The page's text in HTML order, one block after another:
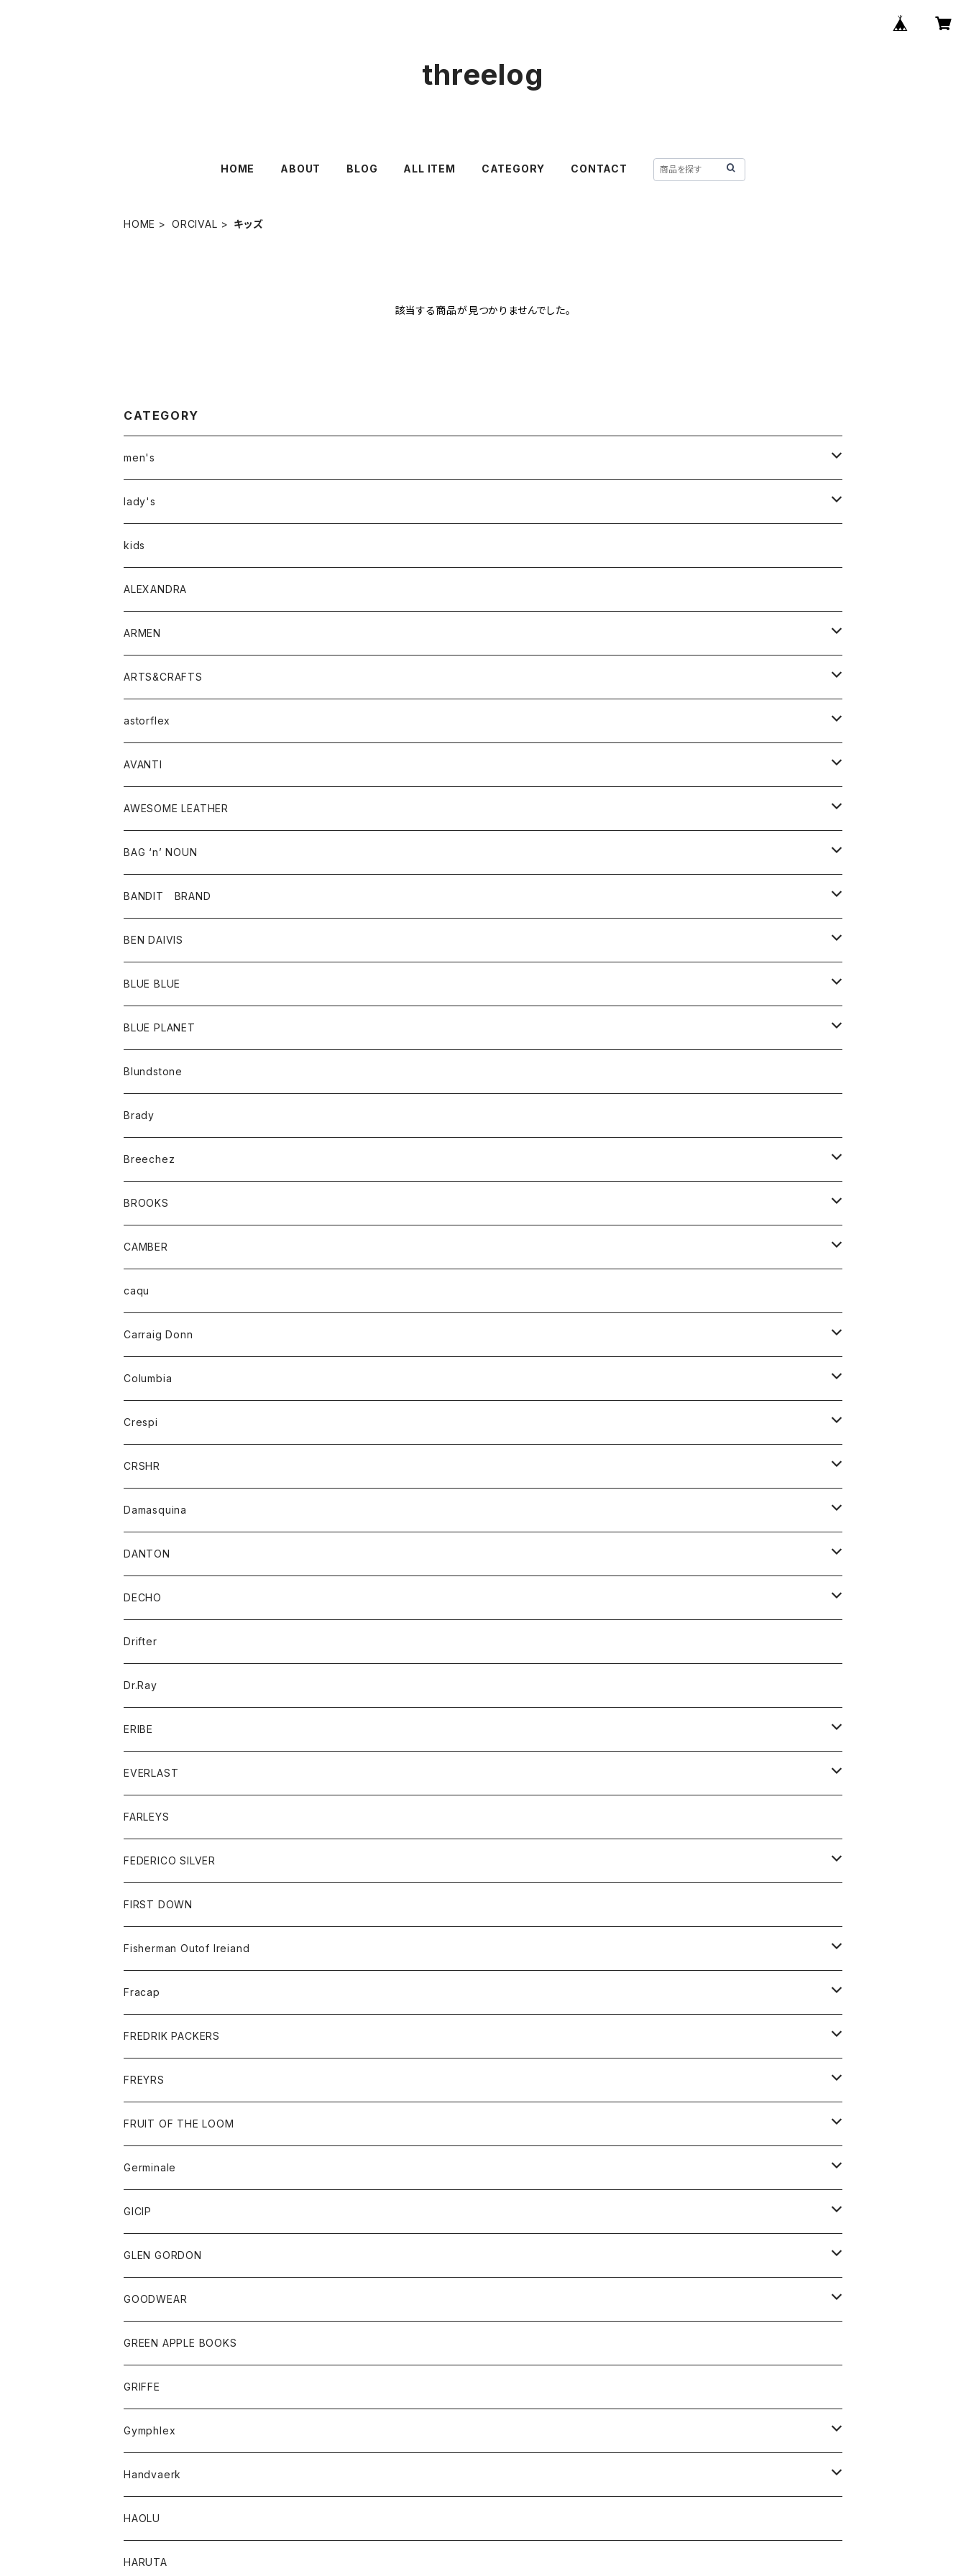
threelog
HOME ABOUT BLOG ALL ITEM CATEGORY CONTACT
HOME ORCIVAL キッズ
該当する商品が見つかりませんでした。
CATEGORY
men's
アウター
トップス
Tシャツ
シャツ
ボトムス
lady's
アウター
トップス
Tシャツ・カットソー
シャツ・ブラウス
ボトムス
パンツ
スカート
ワンピース・オールインワン
バッグ
シューズ
アクセサリー
その他雑貨
kids
ALEXANDRA
ARMEN
アウター
コート
ジャケット
トップス
ベスト
シャツ
ワンピース
ボトム
スカート
パンツ
グッズ
靴
ARTS&CRAFTS
アクセサリー
ウォレット
バッグ
astorflex
グッズ
靴
AVANTI
シャツ
AWESOME LEATHER
アウター
革ジャケット
BAG ‘n’ NOUN
アクセサリー
バッグ
ポーチ
BANDIT BRAND
トップス
Ｔシャツ
BEN DAIVIS
ポトム
パンツ
BLUE BLUE
アウター
カーディガン
コート
アクセサリー
バッグ
ベルト
キッズ
Tシャツ
グッズ
アンダーウェアー
カードホルダー
チーフ
バンダナ
トップス
カーディガン
トレーナー
パーカー
ボトム
オーバーオール
ショートパンツ
レディース
オーバーオール
カーディガン
Tシャツ
パーカー
BLUE PLANET
サングラス
Blundstone
Brady
Breechez
シャツ
BROOKS
グッズ
靴
CAMBER
トップス
ハーフスリーブTシャツ
caqu
Carraig Donn
ニット
Columbia
アウター
ジャケット
Crespi
ジャケット
ワンピース
ブラウス
CRSHR
キャップ
Damasquina
ウォレット
カードケース
バッグ
DANTON
アウター
コート
ジャケット
アクセサリー
バッグ
キッズ
シャツ
Tシャツ
グッズ
帽子
トップス
シャツ
セーター
ボトム
ショートパンツ
パンツ
レディース
コート
ジャケット
Tシャツ
ボトム
DECHO
帽子
Drifter
Dr.Ray
ERIBE
ニット
EVERLAST
トップス
ジャケット
スエットシャツ
ボトム
スエットパンツ
グッズ
帽子
FARLEYS
FEDERICO SILVER
アクセサリー
FIRST DOWN
Fisherman Outof Ireiand
ニット
Fracap
グッズ
靴
FREDRIK PACKERS
アクセサリー
バッグ
FREYRS
サングラス
FRUIT OF THE LOOM
アウター
パーカー
グッズ
ネクタイ
チーフ
トップス
シャツ
タンクトップ
ボトム
ショートパンツ
スカート
レディース
スカート
Tシャツ
Germinale
靴
サンダル
GICIP
トップス
Tシャツ
GLEN GORDON
グッズ
手袋
GOODWEAR
トップス
Tシャツ
GREEN APPLE BOOKS
GRIFFE
Gymphlex
アウター
カーディガン
コート
トップス
シャツ
レディース
Handvaerk
トップス
Tシャツ
HAOLU
HARUTA